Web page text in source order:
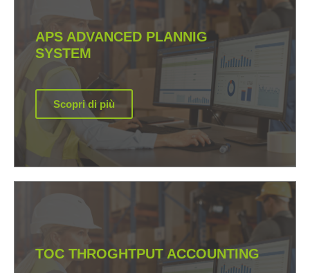
APS ADVANCED PLANNIG
SYSTEM
Scopri di più
TOC THROGHTPUT ACCOUNTING